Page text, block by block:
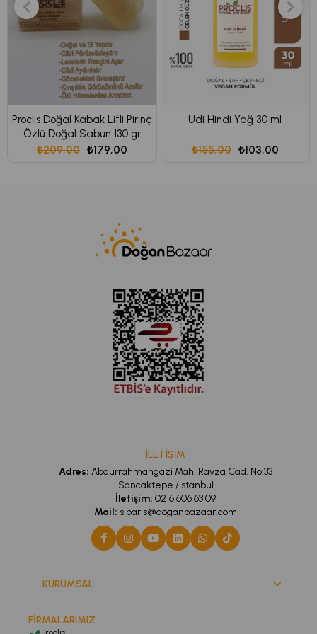
Gözeneklerin arınmasını destekler
Cildi nemlendirir ve yatıştırır
Bitki özleri ile cilt bariyerini destekler
Günlük kullanıma uygundur
Proclis Doğal Kabak Lifli Pirinç
Özlü Doğal Sabun 130 gr
₺179,00
₺209,00
Udi Hindi Yağ 30 ml
₺103,00
₺155,00
İLETİŞİM
Adres: Abdurrahmangazi Mah. Ravza Cad. No:33
Sancaktepe /İstanbul
İletişim: 0216 606 63 09
Mail: siparis@doganbazaar.com
KURUMSAL
FİRMALARIMIZ